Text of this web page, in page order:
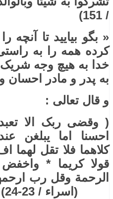
/ 151)
« بگو بیایید تا آنچه
کرده همه را به
خدا به هیچ‌ وجه شریک
به پدر و مادر احسان
و قال تعالی :
( وقضی ربک الا
احسنا اما یبلغن
کلاهما فلا تقل لهما
قولا کریما *
الرحمة وقل رب
(اسراء / 23-24)